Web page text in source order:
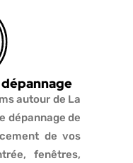
autour de La
dépannage de
de vos
fenêtres,